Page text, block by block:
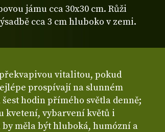
jámu cca 30x30 cm. Růži
cca 3 cm hluboko v zemi.
vitalitou, pokud
prospívají na slunném
hodin přímého světla denně;
kvetení, vybarvení květů i
měla být hluboká, humózní a